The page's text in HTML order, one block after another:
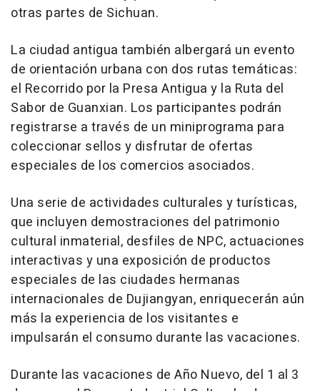
otras partes de Sichuan.
La ciudad antigua también albergará un evento
de orientación urbana con dos rutas temáticas:
el Recorrido por la Presa Antigua y la Ruta del
Sabor de Guanxian. Los participantes podrán
registrarse a través de un miniprograma para
coleccionar sellos y disfrutar de ofertas
especiales de los comercios asociados.
Una serie de actividades culturales y turísticas,
que incluyen demostraciones del patrimonio
cultural inmaterial, desfiles de NPC, actuaciones
interactivas y una exposición de productos
especiales de las ciudades hermanas
internacionales de Dujiangyan, enriquecerán aún
más la experiencia de los visitantes e
impulsarán el consumo durante las vacaciones.
Durante las vacaciones de Año Nuevo, del 1 al 3